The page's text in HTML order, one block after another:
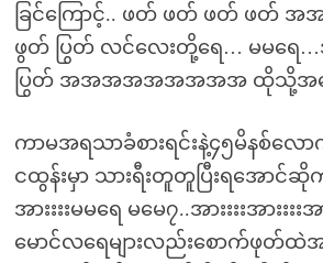
ခြင်ကြောင့်.. ဖတ် ဖတ် ဖတ် ဖတ်
ဖွတ် ပြွတ် လင်လေးတို့ရေ… မမရ
ပြွတ် အအအအအအအအအ ထိုသို့အပ
ကာမအရသာခံစားရင်းနဲ့၄၅မိနစ်လော
ငထွန်းမှာ သားရီးတူတူပြီးရအော
အားးးးမမရေ မမေ၇..အားးးးအားးးးအာ
မောင်လရေများလည်းစောက်ဖုတ်ထဲ